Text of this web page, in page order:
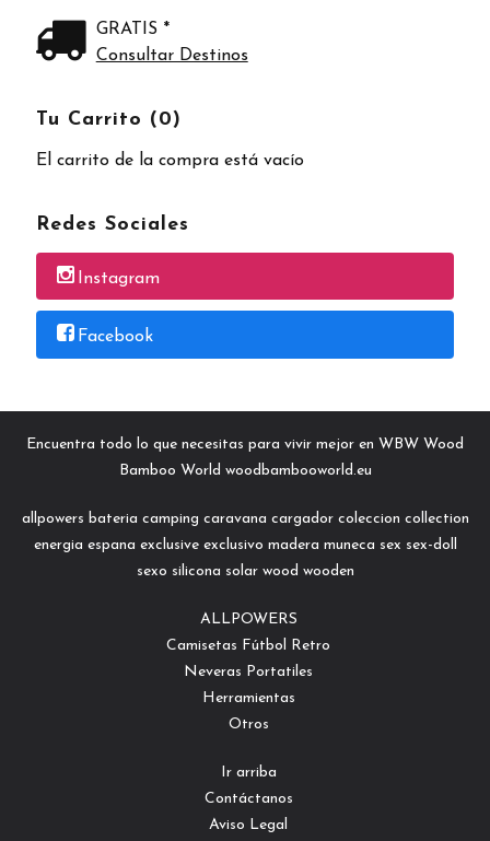
GRATIS *
Consultar Destinos
Tu Carrito (0)
El carrito de la compra está vacío
Redes Sociales
Instagram
Facebook
Encuentra todo lo que necesitas para vivir mejor en WBW Wood
Bamboo World woodbambooworld.eu
allpowers bateria camping caravana cargador coleccion collection
energia espana exclusive exclusivo madera muneca sex sex-doll
sexo silicona solar wood wooden
ALLPOWERS
Camisetas Fútbol Retro
Neveras Portatiles
Herramientas
Otros
Ir arriba
Contáctanos
Aviso Legal